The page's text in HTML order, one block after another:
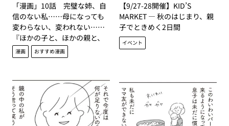
「漫画」10話 完璧な姉、自
信のない私……母になっても
変わらない、変われない……
『ほかの子と、ほかの親と、
比べてしまう自分をやめた
い』
漫画 おすすめ漫画
【9/27-28開催】KID’S
MARKET — 秋のはじまり、親
子でときめく2日間
イベント